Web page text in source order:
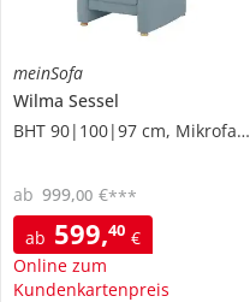
meinSofa
Wilma Sessel
BHT 90|100|97 cm, Mikrofaser
ab 599,40 €
Online zum
Kundenkartenpreis
ab 999,00 €***